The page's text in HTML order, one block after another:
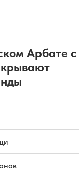
Арбате с